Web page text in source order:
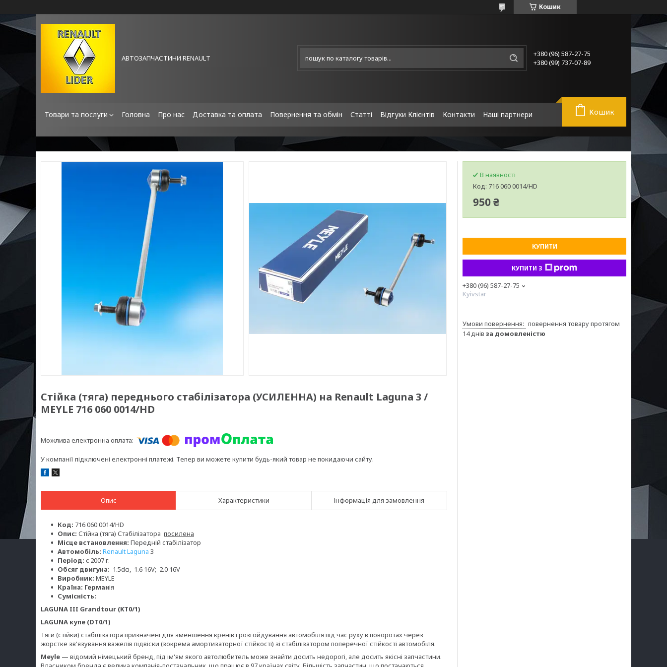
Кошик
АВТОЗАПЧАСТИНИ RENAULT
+380 (96) 587-27-75
+380 (99) 737-07-89
Товари та послуги Головна Про нас Доставка та оплата Повернення та обмін Статті Відгуки Клієнтів Контакти Наші партнери Кошик
Стійка (тяга) переднього стабілізатора (УСИЛЕННА) на Renault Laguna 3 /
MEYLE 716 060 0014/HD
У компанії підключені електронні платежі. Тепер ви можете купити будь-який товар не покидаючи сайту.
Опис Характеристики Інформація для замовлення
Код: 716 060 0014/HD
Опис: Стійка (тяга) Стабілізатора посилена
Місце встановлення: Передній стабілізатор
Автомобіль: Renault Laguna 3
Період: c 2007 г.
Обсяг двигуна: 1.5dci, 1.6 16V; 2.0 16V
Виробник: MEYLE
Країна: Германія
Сумісність:
LAGUNA III Grandtour (KT0/1)
LAGUNA купе (DT0/1)
Тяги (стійки) стабілізатора призначені для зменшення кренів і розгойдування автомобіля під час руху в поворотах через
жорстке зв'язування важелів підвіски (зокрема амортизаторної стійкості) зі стабілізатором поперечної стійкості автомобіля.
Meyle — відомий німецький бренд, під ім'ям якого автолюбитель може знайти досить недорогі, але досить якісні запчастини.
В наявності
Код: 716 060 0014/HD
950 ₴
КУПИТИ
КУПИТИ З
+380 (96) 587-27-75
Kyivstar
повернення товару протягом
14 днів за домовленістю